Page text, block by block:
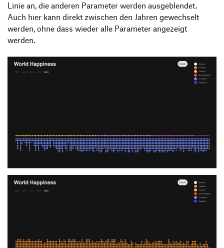
Linie an, die anderen Parameter werden ausgeblendet.
Auch hier kann direkt zwischen den Jahren gewechselt
werden, ohne dass wieder alle Parameter angezeigt
werden.